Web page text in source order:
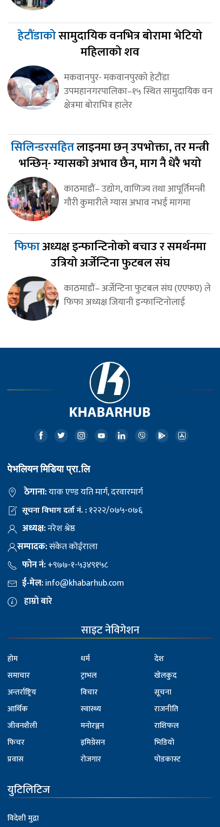
हेटौंडाकोसामुदायिक वनभित्र बोरामा भेटियो
महिलाको शव
मकवानपुर- मकवानपुरको हेटौंडा
उपमहानगरपालिका–१५ स्थित सामुदायिक वन
क्षेत्रमा बोराभित्र हालेर
सिलिन्डरसहितलाइनमा छन् उपभोक्ता, तर मन्त्री
भन्छिन्- ग्यासको अभाव छैन, माग नै धेरै भयो
काठमाडौं– उद्योग, वाणिज्य तथा आपूर्तिमन्त्री
गौरी कुमारीले ग्यास अभाव नभई मागमा
फिफाअध्यक्ष इन्फान्टिनोको बचाउ र समर्थनमा
उत्रियो अर्जेन्टिना फुटबल संघ
काठमाडौं– अर्जेन्टिना फुटबल संघ (एएफए) ले
फिफा अध्यक्ष जियानी इन्फान्टिनोलाई
पेभलियन मिडिया प्रा.लि
ठेगाना:याक एण्ड यति मार्ग, दरवारमार्ग
सूचना विभाग दर्ता नं. :१२२२/०७५-०७६
अध्यक्ष:नरेश श्रेष्ठ
सम्पादक:संकेत कोईराला
फोन नं:+९७७-१-५३४९१५८
ई-मेल:info@khabarhub.com
हाम्रो बारे
साइट नेविगेशन
होम
समाचार
अन्तर्राष्ट्रिय
आर्थिक
जीवनशैली
फिचर
प्रवास
धर्म
ट्राभल
विचार
स्वास्थ्य
मनोरञ्जन
इमिग्रेसन
रोजगार
देश
खेलकुद
सूचना
राजनीति
राशिफल
भिडियो
पोडकास्ट
युटिलिटिज
विदेशी मुद्रा